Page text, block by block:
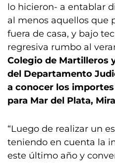
lo hicieron- a entablar
al menos aquellos que
fuera de casa, y bajo
regresiva rumbo al
Colegio de Martilleros
del Departamento
a conocer los
para Mar del Plata,
“Luego de realizar un
teniendo en cuenta la
este último año y